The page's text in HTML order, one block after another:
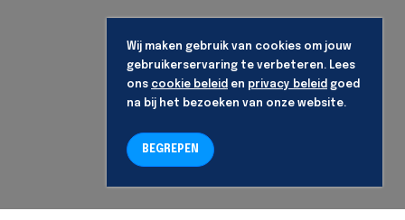
Wij maken gebruik van cookies om jouw
gebruikerservaring te verbeteren. Lees
ons cookie beleid en privacy beleid goed
na bij het bezoeken van onze website.
BEGREPEN